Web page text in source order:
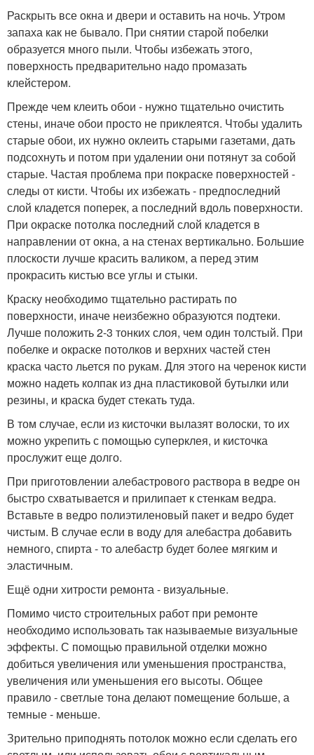
Раскрыть все окна и двери и оставить на ночь. Утром
запаха как не бывало. При снятии старой побелки
образуется много пыли. Чтобы избежать этого,
поверхность предварительно надо промазать
клейстером.
Прежде чем клеить обои - нужно тщательно очистить
стены, иначе обои просто не приклеятся. Чтобы удалить
старые обои, их нужно оклеить старыми газетами, дать
подсохнуть и потом при удалении они потянут за собой
старые. Частая проблема при покраске поверхностей -
следы от кисти. Чтобы их избежать - предпоследний
слой кладется поперек, а последний вдоль поверхности.
При окраске потолка последний слой кладется в
направлении от окна, а на стенах вертикально. Большие
плоскости лучше красить валиком, а перед этим
прокрасить кистью все углы и стыки.
Краску необходимо тщательно растирать по
поверхности, иначе неизбежно образуются подтеки.
Лучше положить 2-3 тонких слоя, чем один толстый. При
побелке и окраске потолков и верхних частей стен
краска часто льется по рукам. Для этого на черенок кисти
можно надеть колпак из дна пластиковой бутылки или
резины, и краска будет стекать туда.
В том случае, если из кисточки вылазят волоски, то их
можно укрепить с помощью суперклея, и кисточка
прослужит еще долго.
При приготовлении алебастрового раствора в ведре он
быстро схватывается и прилипает к стенкам ведра.
Вставьте в ведро полиэтиленовый пакет и ведро будет
чистым. В случае если в воду для алебастра добавить
немного, спирта - то алебастр будет более мягким и
эластичным.
Ещё одни хитрости ремонта - визуальные.
Помимо чисто строительных работ при ремонте
необходимо использовать так называемые визуальные
эффекты. С помощью правильной отделки можно
добиться увеличения или уменьшения пространства,
увеличения или уменьшения его высоты. Общее
правило - светлые тона делают помещение больше, а
темные - меньше.
Зрительно приподнять потолок можно если сделать его